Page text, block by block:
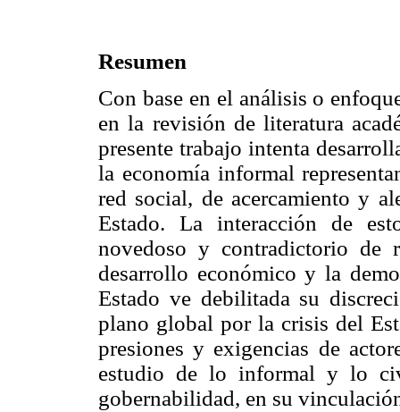
Resumen
Con base en el análisis o
en la revisión de literatura
presente trabajo intenta
la economía informal
red social, de acercamiento y
Estado. La interacción de
novedoso y contradictorio de
desarrollo económico y la
Estado ve debilitada su
plano global por la crisis del
presiones y exigencias de
estudio de lo informal y lo
gobernabilidad, en su